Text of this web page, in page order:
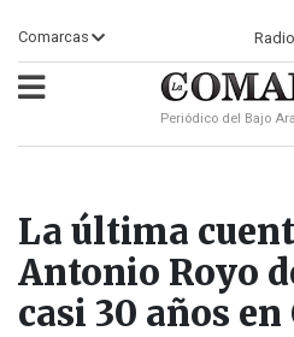
Comarcas Radio
Periódico del Bajo
La última
Antonio Royo
casi 30 años